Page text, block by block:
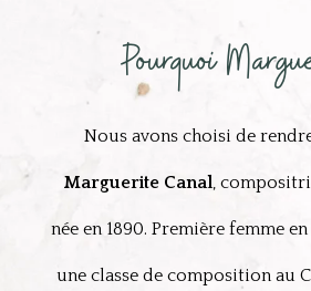
Pourquoi
Nous avons choisi de
Marguerite Canal,
née en 1890. Première femme
une classe de composition au